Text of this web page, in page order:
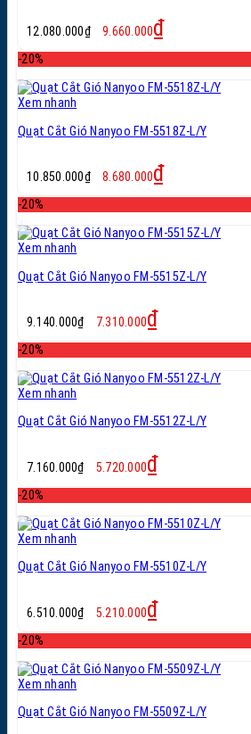
12.080.000₫
Giá
gốc
là:
12.080.000₫.
9.660.000₫
tại
là:
9.660.000₫.
-20%
Xem nhanh
Quạt Cắt Gió Nanyoo FM-5518Z-L/Y
10.850.000₫
Giá
gốc
là:
10.850.000₫.
8.680.000₫
tại
là:
8.680.000₫.
-20%
Xem nhanh
Quạt Cắt Gió Nanyoo FM-5515Z-L/Y
9.140.000₫
Giá
gốc
là:
9.140.000₫.
7.310.000₫
tại
là:
7.310.000₫.
-20%
Xem nhanh
Quạt Cắt Gió Nanyoo FM-5512Z-L/Y
7.160.000₫
Giá
gốc
là:
7.160.000₫.
5.720.000₫
tại
là:
5.720.000₫.
-20%
Xem nhanh
Quạt Cắt Gió Nanyoo FM-5510Z-L/Y
6.510.000₫
Giá
gốc
là:
6.510.000₫.
5.210.000₫
tại
là:
5.210.000₫.
-20%
Xem nhanh
Quạt Cắt Gió Nanyoo FM-5509Z-L/Y